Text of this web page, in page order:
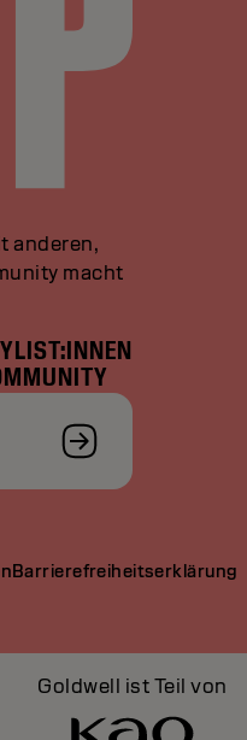
anderen,
macht
Barrierefreiheitserklärung
Goldwell ist Teil von